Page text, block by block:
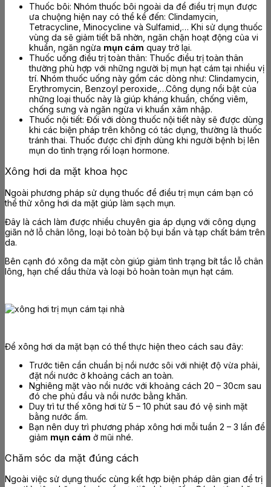
Thuốc bôi: Nhóm thuốc bôi ngoài da để điều trị mụn được
ưa chuộng hiện nay có thể kể đến: Clindamycin,
Tetracycline, Minocycline và Sulfamid,… Khi sử dụng thuốc
vùng da sẽ giảm tiết bã nhờn, ngăn chặn hoạt động của vi
khuẩn, ngăn ngừa mụn cám quay trở lại.
Thuốc uống điều trị toàn thân: Thuốc điều trị toàn thân
thường phù hợp với những người bị mụn hạt cám tại nhiều vị
trí. Nhóm thuốc uống này gồm các dòng như: Clindamycin,
Erythromycin, Benzoyl peroxide,…Công dụng nổi bật của
những loại thuốc này là giúp kháng khuẩn, chống viêm,
chống sưng và ngăn ngừa vi khuẩn xâm nhập.
Thuốc nội tiết: Đối với dòng thuốc nội tiết này sẽ được dùng
khi các biện pháp trên không có tác dụng, thường là thuốc
tránh thai. Thuốc được chỉ định dùng khi người bệnh bị lên
mụn do tình trạng rối loạn hormone.
Xông hơi da mặt khoa học
Ngoài phương pháp sử dụng thuốc để điều trị mụn cám bạn có
thể thử xông hơi da mặt giúp làm sạch mụn.
Đây là cách làm được nhiều chuyên gia áp dụng với công dụng
giãn nở lỗ chân lông, loại bỏ toàn bộ bụi bẩn và tạp chất bám trên
da.
Bên cạnh đó xông da mặt còn giúp giảm tình trạng bít tắc lỗ chân
lông, hạn chế dầu thừa và loại bỏ hoàn toàn mụn hạt cám.
Để xông hơi da mặt bạn có thể thực hiện theo cách sau đây:
Trước tiên cần chuẩn bị nồi nước sôi với nhiệt độ vừa phải,
đặt nồi nước ở khoảng cách an toàn.
Nghiêng mặt vào nồi nước với khoảng cách 20 – 30cm sau
đó che phủ đầu và nồi nước bằng khăn.
Duy trì tư thế xông hơi từ 5 – 10 phút sau đó vệ sinh mặt
bằng nước ấm.
Bạn nên duy trì phương pháp xông hơi mỗi tuần 2 – 3 lần để
giảm mụn cám ở mũi nhé.
Chăm sóc da mặt đúng cách
Ngoài việc sử dụng thuốc cùng kết hợp biện pháp dân gian để trị